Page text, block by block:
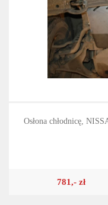
Osłona chłodnicę,
781,- zł